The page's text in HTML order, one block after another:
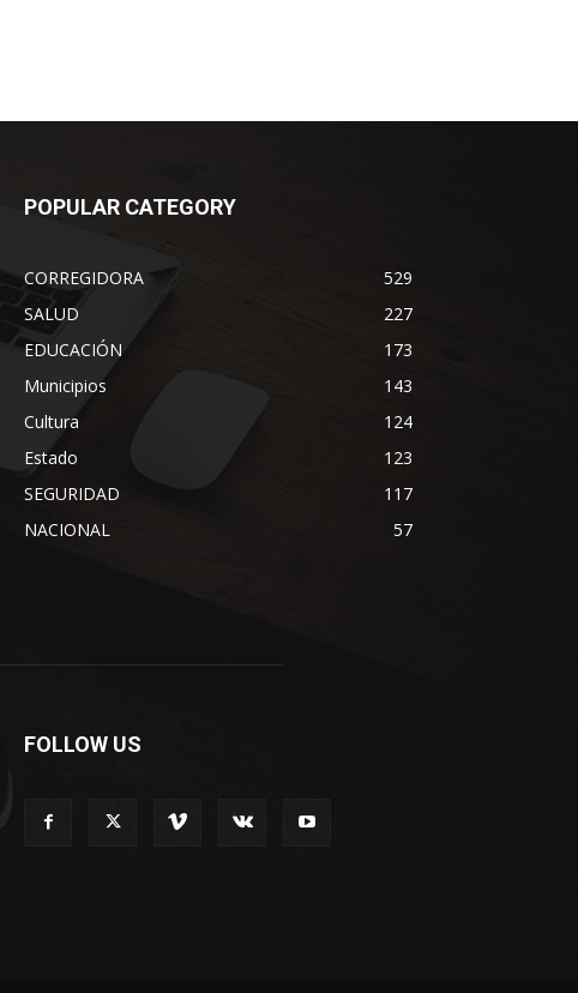
POPULAR CATEGORY
CORREGIDORA
529
SALUD
227
EDUCACIÓN
173
Municipios
143
Cultura
124
Estado
123
SEGURIDAD
117
NACIONAL
57
FOLLOW US